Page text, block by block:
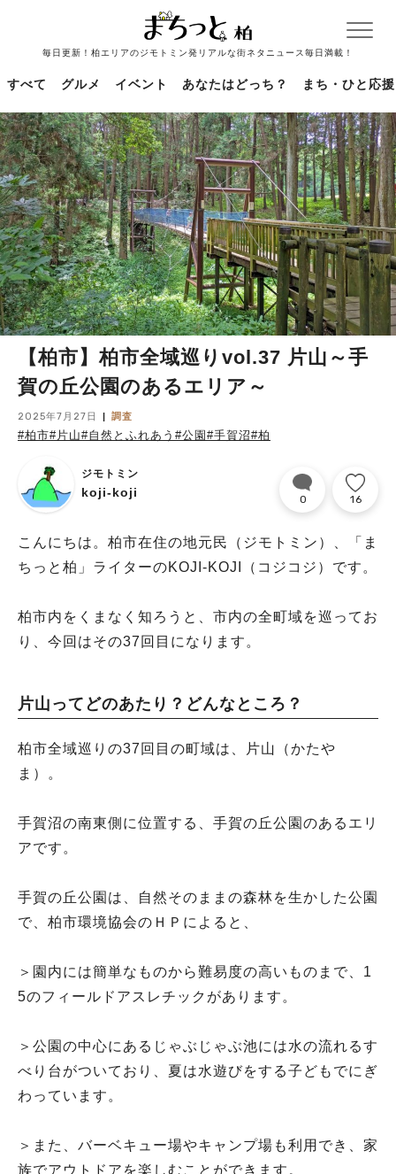
毎日更新！柏エリアのジモトミン発リアルな街ネタニュース毎日満載！
すべて グルメ イベント あなたはどっち？ まち・ひと応援
【柏市】柏市全域巡りvol.37 片山～手
賀の丘公園のあるエリア～
2025年7月27日 調査
#柏市#片山#自然とふれあう #公園 #手賀沼#柏
ジモトミン
koji-koji 0 16
こんにちは。柏市在住の地元民（ジモトミン）、「ま
ちっと柏」ライターのKOJI-KOJI（コジコジ）です。
柏市内をくまなく知ろうと、市内の全町域を巡ってお
り、今回はその37回目になります。
片山ってどのあたり？どんなところ？
柏市全域巡りの37回目の町域は、片山（かたや
ま）。
手賀沼の南東側に位置する、手賀の丘公園のあるエリ
アです。
手賀の丘公園は、自然そのままの森林を生かした公園
で、柏市環境協会のＨＰによると、
＞園内には簡単なものから難易度の高いものまで、1
5のフィールドアスレチックがあります。
＞公園の中心にあるじゃぶじゃぶ池には水の流れるす
べり台がついており、夏は水遊びをする子どもでにぎ
わっています。
＞また、バーベキュー場やキャンプ場も利用でき、家
族でアウトドアを楽しむことができます。